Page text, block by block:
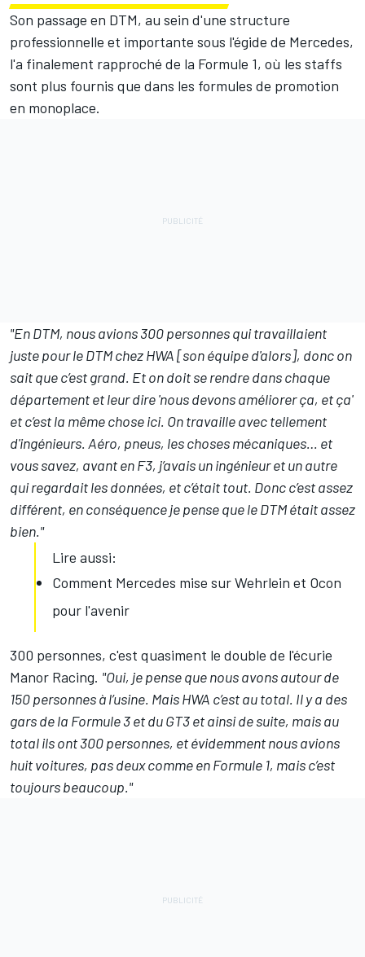
Son passage en DTM, au sein d'une structure
professionnelle et importante sous l'égide de Mercedes,
l'a finalement rapproché de la Formule 1, où les staffs
sont plus fournis que dans les formules de promotion
en monoplace.
"En DTM, nous avions 300 personnes qui travaillaient
juste pour le DTM chez HWA [son équipe d'alors], donc on
sait que c’est grand. Et on doit se rendre dans chaque
département et leur dire 'nous devons améliorer ça, et ça'
et c’est la même chose ici. On travaille avec tellement
d'ingénieurs. Aéro, pneus, les choses mécaniques… et
vous savez, avant en F3, j’avais un ingénieur et un autre
qui regardait les données, et c’était tout. Donc c’est assez
différent, en conséquence je pense que le DTM était assez
bien."
Lire aussi:
Comment Mercedes mise sur Wehrlein et Ocon
pour l'avenir
300 personnes, c'est quasiment le double de l'écurie
Manor Racing. "Oui, je pense que nous avons autour de
150 personnes à l’usine. Mais HWA c’est au total. Il y a des
gars de la Formule 3 et du GT3 et ainsi de suite, mais au
total ils ont 300 personnes, et évidemment nous avions
huit voitures, pas deux comme en Formule 1, mais c’est
toujours beaucoup."